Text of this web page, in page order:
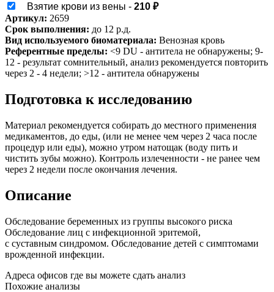
Взятие крови из вены - 210 ₽
Артикул: 2659
Срок выполнения: до 12 р.д.
Вид используемого биоматериала: Венозная кровь
Референтные пределы: <9 DU - антитела не обнаружены; 9-
12 - результат сомнительный, анализ рекомендуется повторить
через 2 - 4 недели; >12 - антитела обнаружены
Подготовка к исследованию
Материал рекомендуется собирать до местного применения
медикаментов, до еды, (или не менее чем через 2 часа после
процедур или еды), можно утром натощак (воду пить и
чистить зубы можно). Контроль излеченности - не ранее чем
через 2 недели после окончания лечения.
Описание
Обследование беременных из группы высокого риска
Обследование лиц с инфекционной эритемой,
с суставным синдромом. Обследование детей с симптомами
врожденной инфекции.
Адреса офисов где вы можете сдать анализ
Похожие анализы